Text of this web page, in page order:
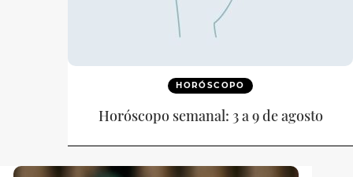
HORÓSCOPO
Horóscopo semanal: 3 a 9 de agosto